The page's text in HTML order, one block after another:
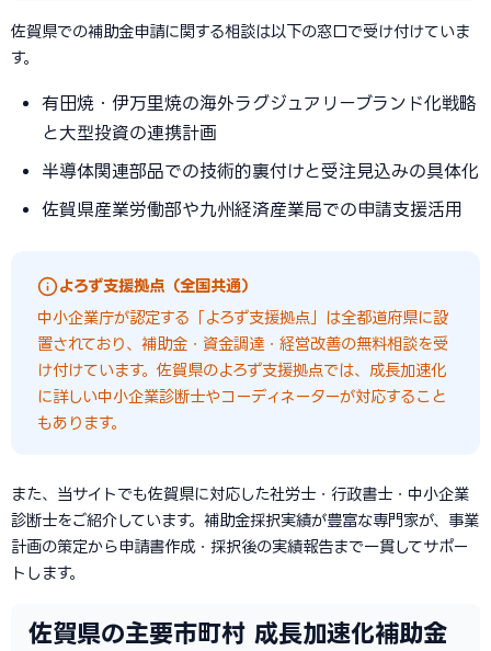
佐賀県での補助金申請に関する相談は以下の窓口で受け付けていま
す。
有田焼・伊万里焼の海外ラグジュアリーブランド化戦略
と大型投資の連携計画
半導体関連部品での技術的裏付けと受注見込みの具体化
佐賀県産業労働部や九州経済産業局での申請支援活用
よろず支援拠点（全国共通）
中小企業庁が認定する「よろず支援拠点」は全都道府県に設
置されており、補助金・資金調達・経営改善の無料相談を受
け付けています。佐賀県のよろず支援拠点では、成長加速化
に詳しい中小企業診断士やコーディネーターが対応すること
もあります。
また、当サイトでも佐賀県に対応した社労士・行政書士・中小企業
診断士をご紹介しています。補助金採択実績が豊富な専門家が、事業
計画の策定から申請書作成・採択後の実績報告まで一貫してサポー
トします。
佐賀県の主要市町村 成長加速化補助金